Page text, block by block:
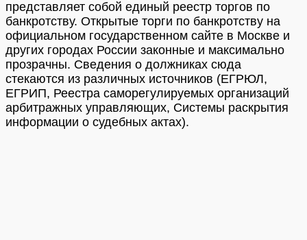
представляет собой единый реестр торгов по
банкротству. Открытые торги по банкротству на
официальном государственном сайте в Москве и
других городах России законные и максимально
прозрачны. Сведения о должниках сюда
стекаются из различных источников (ЕГРЮЛ,
ЕГРИП, Реестра саморегулируемых организаций
арбитражных управляющих, Системы раскрытия
информации о судебных актах).